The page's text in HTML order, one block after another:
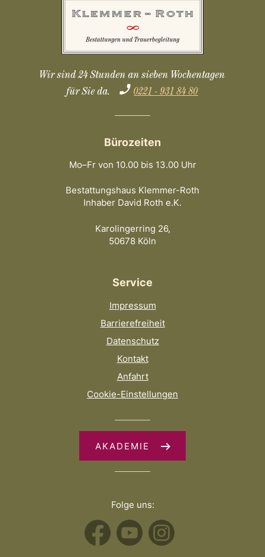
Wir sind 24 Stunden an sieben Wochentagen
für Sie da.
0221 - 931 84 80
Bürozeiten
Mo–Fr von 10.00 bis 13.00 Uhr
Bestattungshaus Klemmer-Roth
Inhaber David Roth e.K.
Karolingerring 26,
50678 Köln
Service
Impressum
Barrierefreiheit
Datenschutz
Kontakt
Anfahrt
Cookie-Einstellungen
AKADEMIE
Folge uns: